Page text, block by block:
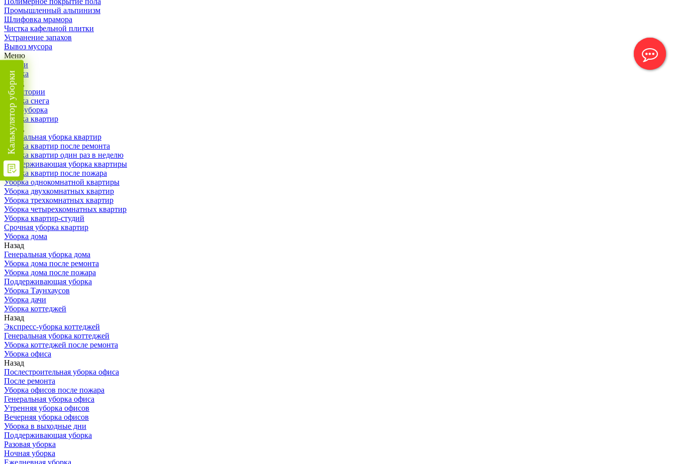
Промышленный альпинизм
Шлифовка мрамора
Чистка кафельной плитки
Устранение запахов
Вывоз мусора
Меню
Услуги
Уборка
Назад
Территории
Уборка снега
ВИП-уборка
Уборка квартир
Назад
Генеральная уборка квартир
Уборка квартир после ремонта
Уборка квартир один раз в неделю
Поддерживающая уборка квартиры
Уборка квартир после пожара
Уборка однокомнатной квартиры
Уборка двухкомнатных квартир
Уборка трехкомнатных квартир
Уборка четырехкомнатных квартир
Уборка квартир-студий
Срочная уборка квартир
Уборка дома
Назад
Генеральная уборка дома
Уборка дома после ремонта
Уборка дома после пожара
Поддерживающая уборка
Уборка Таунхаусов
Уборка дачи
Уборка коттеджей
Назад
Экспресс-уборка коттеджей
Генеральная уборка коттеджей
Уборка коттеджей после ремонта
Уборка офиса
Назад
Послестроительная уборка офиса
После ремонта
Уборка офисов после пожара
Генеральная уборка офиса
Утренняя уборка офисов
Вечерняя уборка офисов
Уборка в выходные дни
Поддерживающая уборка
Разовая уборка
Ночная уборка
Ежедневная уборка
Калькулятор уборки